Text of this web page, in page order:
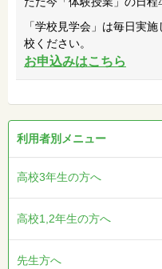
「学校見学会」は毎日実
校ください。
お申込みはこちら
利用者別メニュー
高校3年生の方へ
高校1,2年生の方へ
先生方へ